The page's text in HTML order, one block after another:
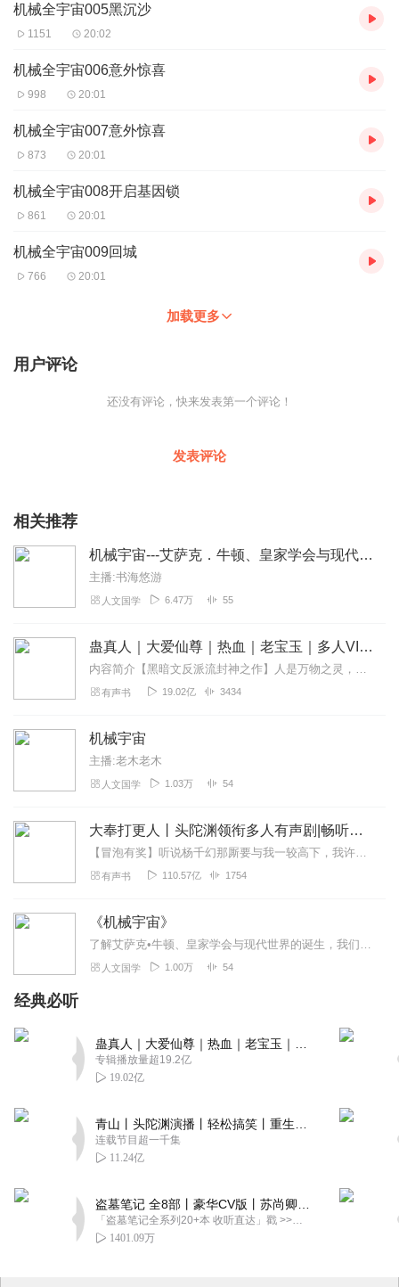
第一步：您可在喜马拉雅APP【账号】-【帮助与反馈】”中咨询在线
客服
费精品】公众号，通过下方菜单栏里咨询在线客服
838-5616
机械全宇宙005黑沉沙
1151 20:02
机械全宇宙006意外惊喜
998 20:01
机械全宇宙007意外惊喜
873 20:01
机械全宇宙008开启基因锁
861 20:01
机械全宇宙009回城
766 20:01
加载更多
用户评论
还没有评论，快来发表第一个评论！
发表评论
相关推荐
机械宇宙---艾萨克．牛顿、皇家学会与现代世界的诞生
主播:书海悠游
人文国学 6.47万 55
蛊真人｜大爱仙尊｜热血｜老宝玉｜多人VIP免费有声剧
内容简介【黑暗文反派流封神之作】人是万物之灵，蛊是天地真精。一个穿越者不断重生的故事。一个养蛊、炼蛊、用蛊的奇特世界。配音组（男角色）老宝玉旁白...
有声书 19.02亿 3434
机械宇宙
主播:老木老木
人文国学 1.03万 54
大奉打更人丨头陀渊领衔多人有声剧|畅听全集|王鹤棣、田曦薇主演影视剧原著|卖报小郎君
【冒泡有奖】听说杨千幻那厮要与我一较高下，我许七安要开始装叉了！快进入声音播放页戳下方输入框，冒个泡偷偷告诉我，我要用哪些诗词才能胜过他？说得好的，有赏！202...
有声书 110.57亿 1754
《机械宇宙》
了解艾萨克•牛顿、皇家学会与现代世界的诞生，我们是如何走进科学时代的。
人文国学 1.00万 54
经典必听
专辑播放量超19.2亿
19.02亿
连载节目超一千集
11.24亿
「盗墓笔记全系列20+本 收听直达」戳 >>改编自南派三叔同名作品，腾讯音乐娱乐集团出品，冠声文化制作，...
1401.09万